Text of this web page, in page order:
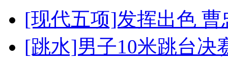
[现代五项]发挥出色
[跳水]男子10米跳台决